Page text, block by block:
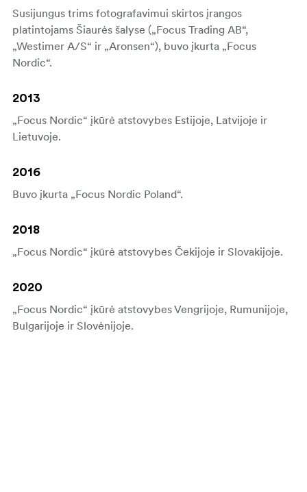
Susijungus trims fotografavimui skirtos įrangos
platintojams Šiaurės šalyse („Focus Trading AB“,
„Westimer A/S“ ir „Aronsen“), buvo įkurta „Focus
Nordic“.
2013
„Focus Nordic“ įkūrė atstovybes Estijoje, Latvijoje ir
Lietuvoje.
2016
Buvo įkurta „Focus Nordic Poland“.
2018
„Focus Nordic“ įkūrė atstovybes Čekijoje ir Slovakijoje.
2020
„Focus Nordic“ įkūrė atstovybes Vengrijoje, Rumunijoje,
Bulgarijoje ir Slovėnijoje.